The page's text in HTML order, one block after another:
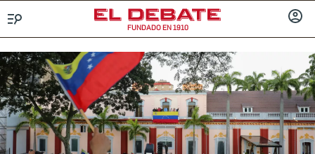
FUNDADO EN 1910